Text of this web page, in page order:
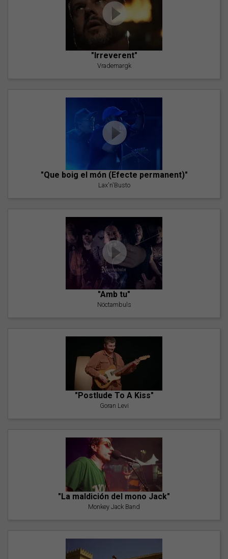
"Irreverent"
Vrademargk
"Que boig el món (Efecte permanent)"
Lax'n'Busto
"Amb tu"
Nöctambuls
"Postlude To A Kiss"
Goran Levi
"La maldición del mono Jack"
Monkey Jack Band